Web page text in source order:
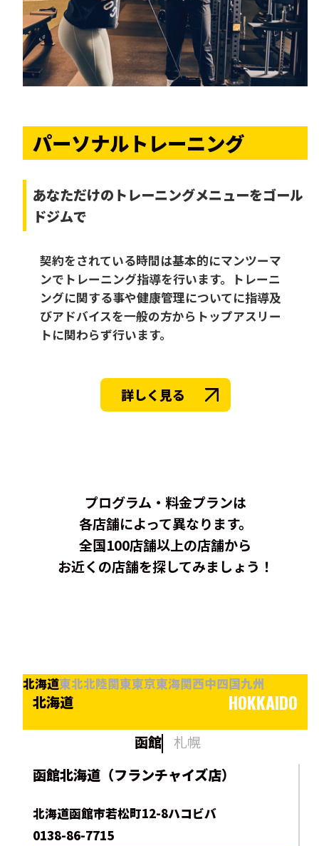
パーソナルトレーニング
あなただけの トレーニングメニューをゴール
ドジムで
契約をされている時間は基本的にマンツーマ
ンでトレーニング指導を行います。トレーニ
ングに関する事や健康管理についてに指導及
びアドバイスを一般の方からトップアスリー
トに関わらず行います。
詳しく見る
プログラム・料金プランは
各店舗によって異なります。
全国100店舗以上の店舗から
お近くの店舗を探してみましょう！
北海道東北北陸関東東京東海関西中四国九州
北海道 HOKKAIDO
函館
札幌
函館北海道（フランチャイズ店）
北海道函館市若松町12-8ハコビバ
0138-86-7715